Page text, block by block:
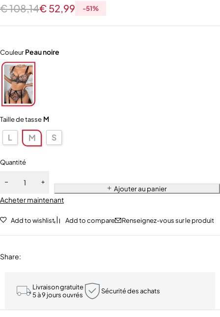
€108,14€ 52,99 -51%
Couleur Peau noire
Taille de tasse M
L M S
Quantité
Ajouter au panier
Acheter maintenant
Add to wishlist Add to compare Renseignez-vous sur le produit
Share:
Livraison gratuite
5 à 9 jours ouvrés
Sécurité des achats